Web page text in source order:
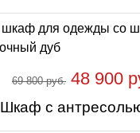
69 800 руб. 48 900
Шкаф с